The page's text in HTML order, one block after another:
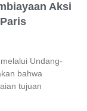
Aksi
Undang-
bahwa
tujuan